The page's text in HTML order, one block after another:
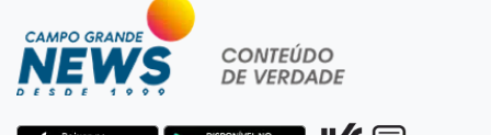
Federação oficializa Delcídio e disputa ao
governo de MS ganha 8º nome